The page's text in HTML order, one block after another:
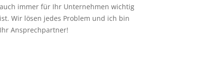
auch immer für Ihr Unternehmen wichtig
ist. Wir lösen jedes Problem und ich bin
Ihr Ansprechpartner!